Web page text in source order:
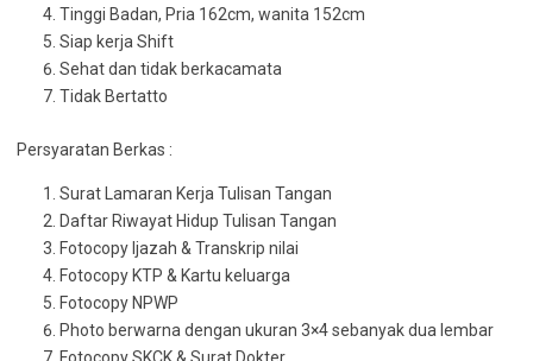
Tinggi Badan, Pria 162cm, wanita 152cm
Siap kerja Shift
Sehat dan tidak berkacamata
Tidak Bertatto
Persyaratan Berkas :
Surat Lamaran Kerja Tulisan Tangan
Daftar Riwayat Hidup Tulisan Tangan
Fotocopy Ijazah & Transkrip nilai
Fotocopy KTP & Kartu keluarga
Fotocopy NPWP
Photo berwarna dengan ukuran 3×4 sebanyak dua lembar